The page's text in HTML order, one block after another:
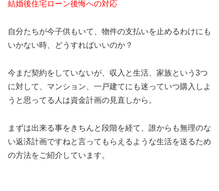
結婚後住宅ローン後悔への対応
自分たちが今子供もいて、物件の支払いを止めるわけにも
いかない時、どうすればいいのか？
今まだ契約をしていないが、収入と生活、家族という3つ
に対して、マンション、一戸建てにも迷っていつ購入しよ
うと思ってる人は資金計画の見直しから。
まずは出来る事をきちんと段階を経て、誰からも無理のな
い返済計画ですねと言ってもらえるような生活を送るため
の方法をご紹介しています。